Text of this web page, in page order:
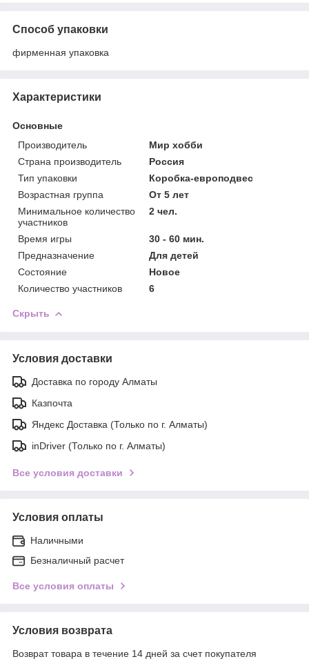
Способ упаковки
фирменная упаковка
Характеристики
Основные
Производитель
Мир хобби
Страна производитель
Россия
Тип упаковки
Коробка-европодвес
Возрастная группа
От 5 лет
Минимальное количество
участников
2 чел.
Время игры
30 - 60 мин.
Предназначение
Для детей
Состояние
Новое
Количество участников
6
Скрыть
Условия доставки
Доставка по городу Алматы
Казпочта
Яндекс Доставка (Только по г. Алматы)
inDriver (Только по г. Алматы)
Все условия доставки
Условия оплаты
Наличными
Безналичный расчет
Все условия оплаты
Условия возврата
Возврат товара в течение 14 дней за счет покупателя